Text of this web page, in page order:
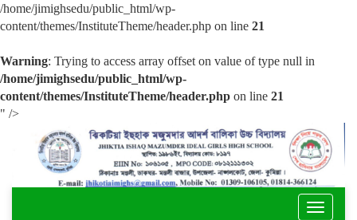
/home/jimighsedu/public_html/wp-
content/themes/InstituteTheme/header.php on line 21
Warning: Trying to access array offset on value of type null in
/home/jimighsedu/public_html/wp-
content/themes/InstituteTheme/header.php on line 21
" />
Toggle